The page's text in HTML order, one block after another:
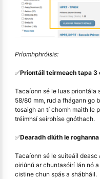
Príomhphróisis:
✅Priontáil teirmeach tapa 3
Tacaíonn sé le luas priontála
58/80 mm, rud a fhágann go
tosaigh an tí chomh maith le
tréimhsí seirbhíse gnóthach.
✅Dearadh dlúth le
Tacaíonn sé le suiteáil deasc
oiriúnú ar chuntasóirí lán nó
cistine chun spás a shábháil.